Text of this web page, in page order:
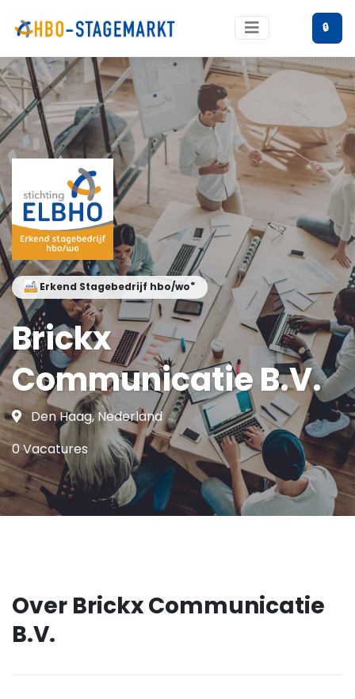
🔒
Erkend Stagebedrijf hbo/wo®
Brickx
Communicatie B.V.
Den Haag, Nederland
0 Vacatures
Over Brickx Communicatie
B.V.